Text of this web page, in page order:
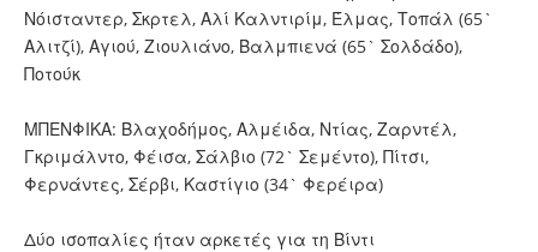
Νόισταντερ, Σκρτελ, Αλί Καλντιρίμ, Έλμας, Τοπάλ (65`
Αλιτζί), Αγιού, Ζιουλιάνο, Βαλμπιενά (65` Σολδάδο),
Ποτούκ
ΜΠΕΝΦΙΚΑ: Βλαχοδήμος, Αλμέιδα, Ντίας, Ζαρντέλ,
Γκριμάλντο, Φέισα, Σάλβιο (72` Σεμέντο), Πίτσι,
Φερνάντες, Σέρβι, Καστίγιο (34` Φερέιρα)
Δύο ισοπαλίες ήταν αρκετές για τη Βίντι